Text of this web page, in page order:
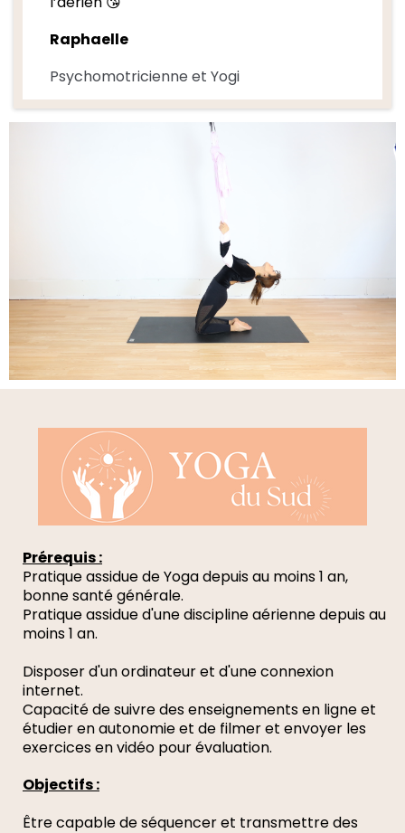
Raphaelle
Psychomotricienne et Yogi
Prérequis :
Pratique assidue de Yoga depuis au moins 1 an,
bonne santé générale.
Pratique assidue d'une discipline aérienne depuis au
moins 1 an.
Disposer d'un ordinateur et d'une connexion
internet.
Capacité de suivre des enseignements en ligne et
étudier en autonomie et de filmer et envoyer les
exercices en vidéo pour évaluation.
Objectifs :
Être capable de séquencer et transmettre des